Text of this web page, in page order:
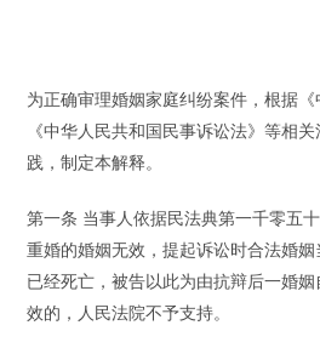
为正确审理婚姻家庭纠纷案件，根据《
《中华人民共和国民事诉讼法》等相
践，制定本解释。
第一条 当事人依据民法典第一千零五
重婚的婚姻无效，提起诉讼时合法婚
已经死亡，被告以此为由抗辩后一婚
效的，人民法院不予支持。